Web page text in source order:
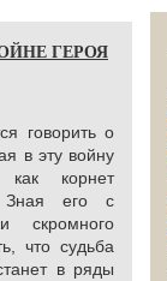
ГЕРОЯ
говорить о
в эту войну
как корнет
Зная его с
скромного
что судьба
в ряды